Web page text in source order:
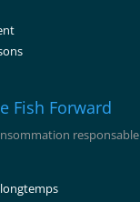
Fish Forward
responsable